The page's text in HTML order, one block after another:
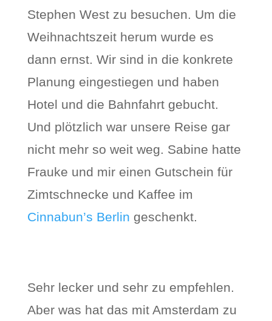
Stephen West zu besuchen. Um die
Weihnachtszeit herum wurde es
dann ernst. Wir sind in die konkrete
Planung eingestiegen und haben
Hotel und die Bahnfahrt gebucht.
Und plötzlich war unsere Reise gar
nicht mehr so weit weg. Sabine hatte
Frauke und mir einen Gutschein für
Zimtschnecke und Kaffee im
Cinnabun’s Berlin geschenkt.
Sehr lecker und sehr zu empfehlen.
Aber was hat das mit Amsterdam zu